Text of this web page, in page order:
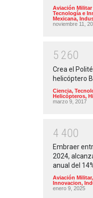
Aviación Militar
Tecnología e
Mexicana,
noviembre 11,
5 260
Crea el
helicóptero
Ciencia,
Helicópteros,
marzo 9, 2017
4 400
Embraer
2024,
anual del
Aviación Militar,
Innovacion,
enero 9, 2025